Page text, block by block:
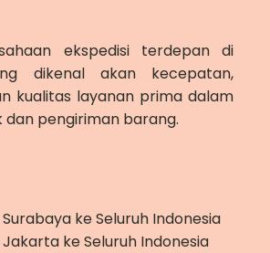
ekspedisi terdepan di
dikenal akan kecepatan,
kualitas layanan prima dalam
dan pengiriman barang.
Surabaya ke Seluruh Indonesia
Jakarta ke Seluruh Indonesia